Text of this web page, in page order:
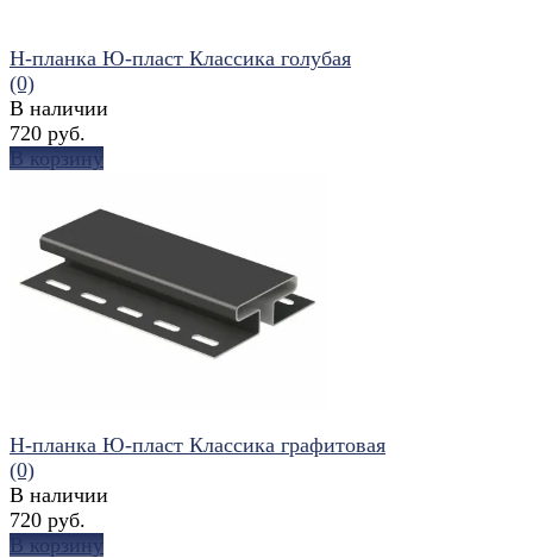
избранное сравнить
H-планка Ю-пласт Классика голубая
(0)
В наличии
720 руб.
В корзину
H-планка Ю-пласт Классика графитовая
(0)
В наличии
720 руб.
В корзину